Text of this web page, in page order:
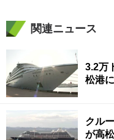
関連ニュース
3.2万
松港
クル
が高